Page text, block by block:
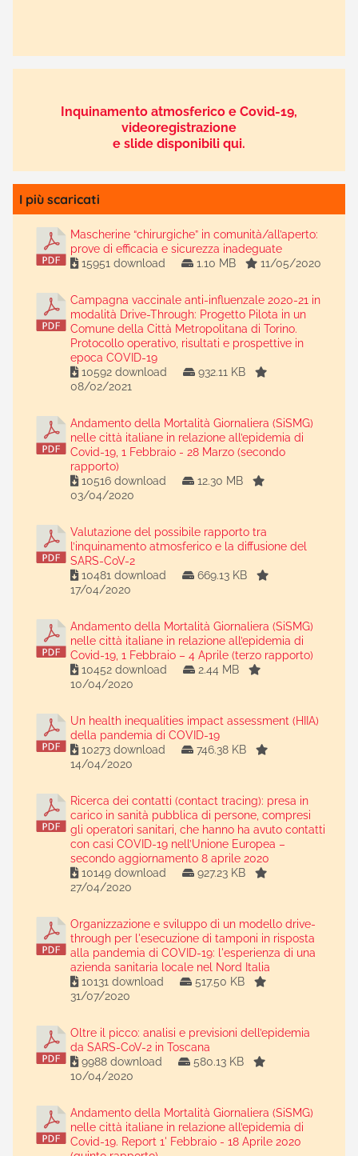
Inquinamento atmosferico e Covid-19,
videoregistrazione
e slide disponibili qui.
I più scaricati
Mascherine “chirurgiche” in comunità/all’aperto:
prove di efficacia e sicurezza inadeguate
15951 download
1.10 MB 11/05/2020
Campagna vaccinale anti-influenzale 2020-21 in
modalità Drive-Through: Progetto Pilota in un
Comune della Città Metropolitana di Torino.
Protocollo operativo, risultati e prospettive in
epoca COVID-19
10592 download
932.11 KB
08/02/2021
Andamento della Mortalità Giornaliera (SiSMG)
nelle città italiane in relazione all’epidemia di
Covid-19, 1 Febbraio - 28 Marzo (secondo
rapporto)
10516 download
12.30 MB
03/04/2020
Valutazione del possibile rapporto tra
l’inquinamento atmosferico e la diffusione del
SARS-CoV-2
10481 download
669.13 KB
17/04/2020
Andamento della Mortalità Giornaliera (SiSMG)
nelle città italiane in relazione all’epidemia di
Covid-19, 1 Febbraio – 4 Aprile (terzo rapporto)
10452 download
2.44 MB
10/04/2020
Un health inequalities impact assessment (HIIA)
della pandemia di COVID-19
10273 download
746.38 KB
14/04/2020
Ricerca dei contatti (contact tracing): presa in
carico in sanità pubblica di persone, compresi
gli operatori sanitari, che hanno ha avuto contatti
con casi COVID-19 nell’Unione Europea –
secondo aggiornamento 8 aprile 2020
10149 download
927.23 KB
27/04/2020
Organizzazione e sviluppo di un modello drive-
through per l'esecuzione di tamponi in risposta
alla pandemia di COVID-19: l'esperienza di una
azienda sanitaria locale nel Nord Italia
10131 download
517.50 KB
31/07/2020
Oltre il picco: analisi e previsioni dell’epidemia
da SARS-CoV-2 in Toscana
9988 download
580.13 KB
10/04/2020
Andamento della Mortalità Giornaliera (SiSMG)
nelle città italiane in relazione all’epidemia di
Covid-19. Report 1' Febbraio - 18 Aprile 2020